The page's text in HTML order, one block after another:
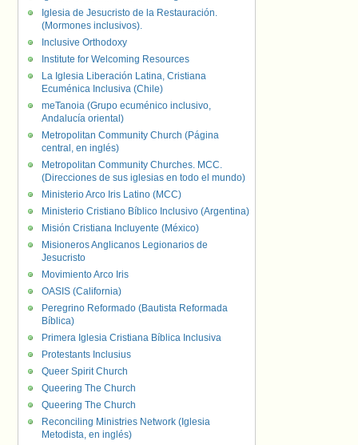
Iglesia de Jesucristo de la Restauración.
(Mormones inclusivos).
Inclusive Orthodoxy
Institute for Welcoming Resources
La Iglesia Liberación Latina, Cristiana
Ecuménica Inclusiva (Chile)
meTanoia (Grupo ecuménico inclusivo,
Andalucía oriental)
Metropolitan Community Church (Página
central, en inglés)
Metropolitan Community Churches. MCC.
(Direcciones de sus iglesias en todo el mundo)
Ministerio Arco Iris Latino (MCC)
Ministerio Cristiano Bíblico Inclusivo (Argentina)
Misión Cristiana Incluyente (México)
Misioneros Anglicanos Legionarios de
Jesucristo
Movimiento Arco Iris
OASIS (California)
Peregrino Reformado (Bautista Reformada
Bíblica)
Primera Iglesia Cristiana Bíblica Inclusiva
Protestants Inclusius
Queer Spirit Church
Queering The Church
Queering The Church
Reconciling Ministries Network (Iglesia
Metodista, en inglés)